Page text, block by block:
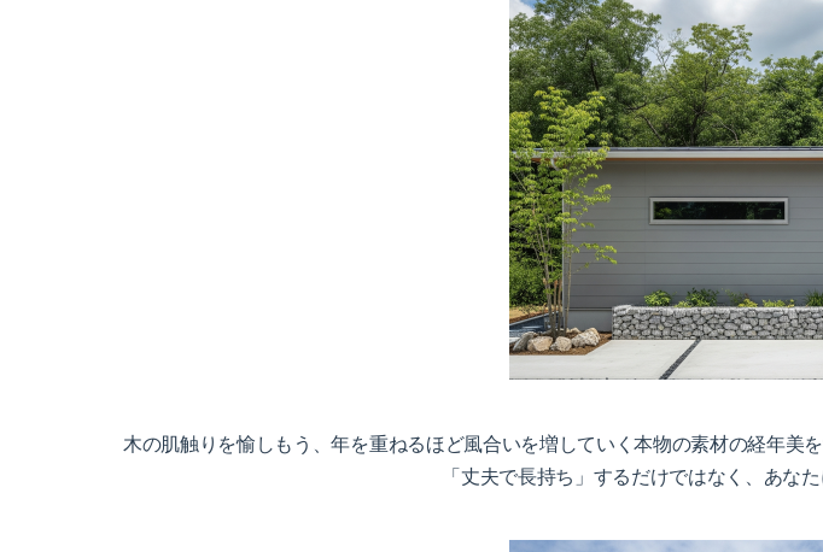
木の肌触りを愉しもう、年を重ねるほど風合いを増していく本物の素材の経年
「丈夫で長持ち」するだけではなく、あな